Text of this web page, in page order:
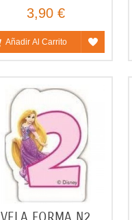
3,90 €
Añadir Al Carrito